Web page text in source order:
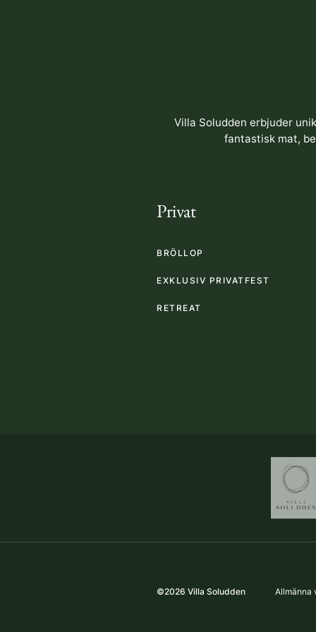
Villa Soludden erbjuder
fantastisk mat,
Privat
BRÖLLOP
EXKLUSIV PRIVATFEST
RETREAT
©2026 Villa Soludden Allmänna